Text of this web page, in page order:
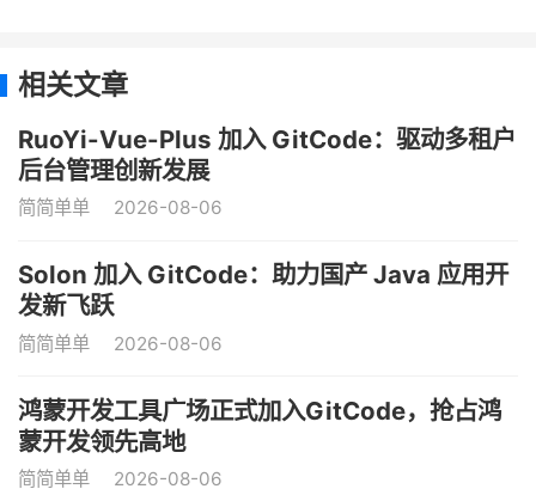
相关文章
RuoYi-Vue-Plus 加入 GitCode：驱动多租户
后台管理创新发展
简简单单 2026-08-06
Solon 加入 GitCode：助力国产 Java 应用开
发新飞跃
简简单单 2026-08-06
鸿蒙开发工具广场正式加入GitCode，抢占鸿
蒙开发领先高地
简简单单 2026-08-06